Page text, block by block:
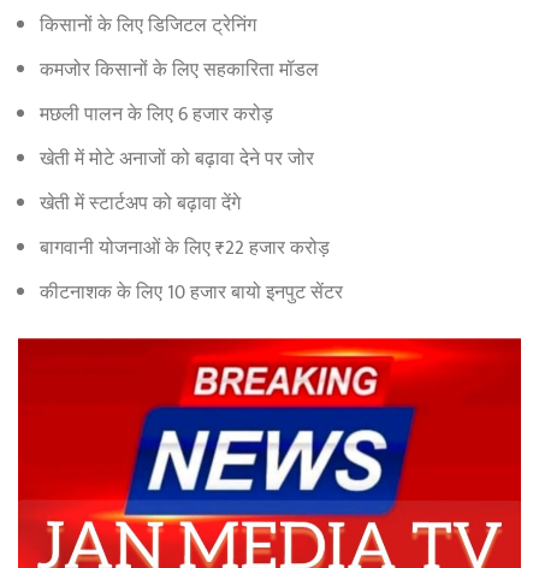
किसानों के लिए डिजिटल ट्रेनिंग
कमजोर किसानों के लिए सहकारिता मॉडल
मछली पालन के लिए 6 हजार करोड़
खेती में मोटे अनाजों को बढ़ावा देने पर जोर
खेती में स्टार्टअप को बढ़ावा देंगे
बागवानी योजनाओं के लिए ₹22 हजार करोड़
कीटनाशक के लिए 10 हजार बायो इनपुट सेंटर